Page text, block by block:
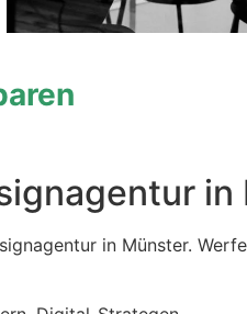
in
in Münster.